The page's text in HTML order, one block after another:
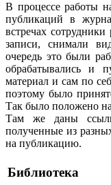
В процессе работы
публикаций в
встречах
записи, снимали
очередь это были
обрабатывались и
материал и сам по
поэтому было
Так было положено
Там же даны
полученные из
на публикацию.
Библиотека